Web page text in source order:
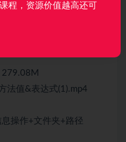
象和结构体
性可见性+方法(1).mp4
279.08M
法值&表达式(1).mp4
操作+文件夹+路径
程，资源价值越高还可